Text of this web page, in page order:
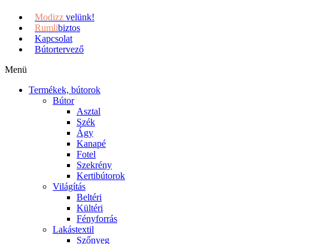
Modizz velünk!
Rumlibiztos
Kapcsolat
Bútortervező
Menü
Termékek, bútorok
Bútor
Asztal
Szék
Ágy
Kanapé
Fotel
Szekrény
Kertibútorok
Világítás
Beltéri
Kültéri
Fényforrás
Lakástextil
Szőnyeg